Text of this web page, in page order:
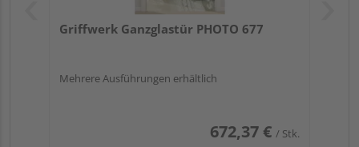
Griffwerk Ganzglastür PHOTO 677
Mehrere Ausführungen erhältlich
672,37 € / Stk.